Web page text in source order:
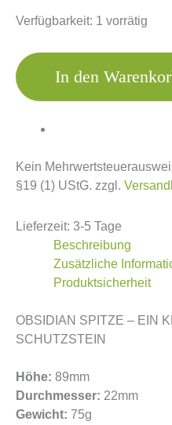
Verfügbarkeit: 1 vorrätig
In den
Kein
§19 (1) UStG. zzgl.
Lieferzeit: 3-5 Tage
Beschreibung
Zusätzliche
Produktsicherheit
OBSIDIAN SPITZE – EIN
SCHUTZSTEIN
Höhe: 89mm
Durchmesser: 22mm
Gewicht: 75g